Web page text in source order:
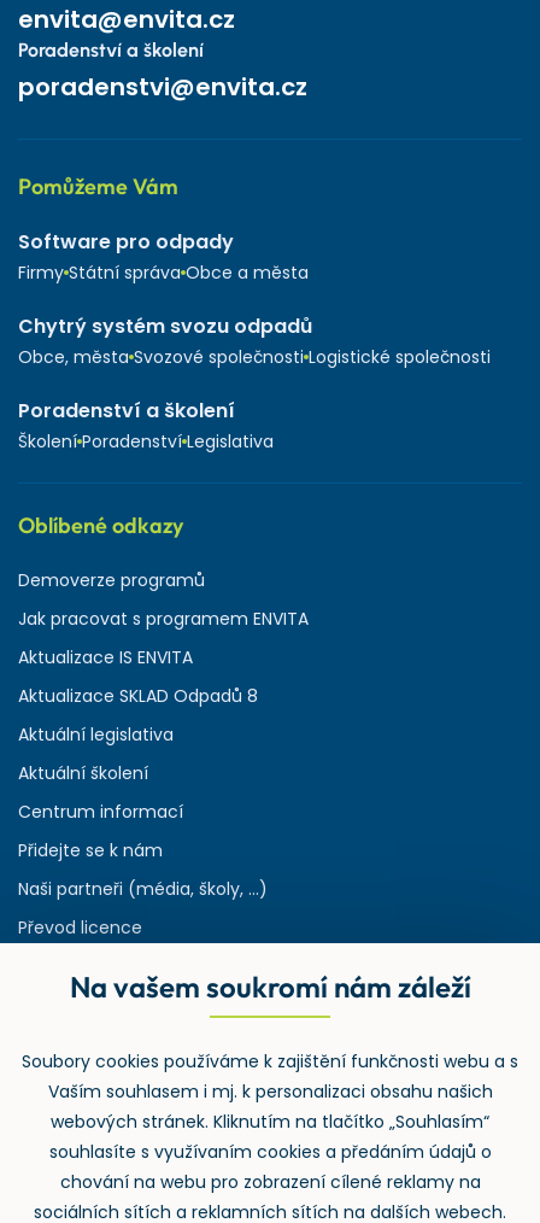
envita@envita.cz
Poradenství a školení
poradenstvi@envita.cz
Pomůžeme Vám
Software pro odpady
Firmy Státní správa Obce a města
Chytrý systém svozu odpadů
Obce, města Svozové společnosti Logistické společnosti
Poradenství a školení
Školení Poradenství Legislativa
Oblíbené odkazy
Demoverze programů
Jak pracovat s programem ENVITA
Aktualizace IS ENVITA
Aktualizace SKLAD Odpadů 8
Aktuální legislativa
Aktuální školení
Centrum informací
Přidejte se k nám
Naši partneři (média, školy, ...)
Převod licence
Rejstřík používaných zkratek v odpadech
Zpětný odběr
Na vašem soukromí nám záleží
Soubory cookies používáme k zajištění funkčnosti webu a s
Vaším souhlasem i mj. k personalizaci obsahu našich
webových stránek. Kliknutím na tlačítko „Souhlasím“
souhlasíte s využívaním cookies a předáním údajů o
chování na webu pro zobrazení cílené reklamy na
sociálních sítích a reklamních sítích na dalších webech.